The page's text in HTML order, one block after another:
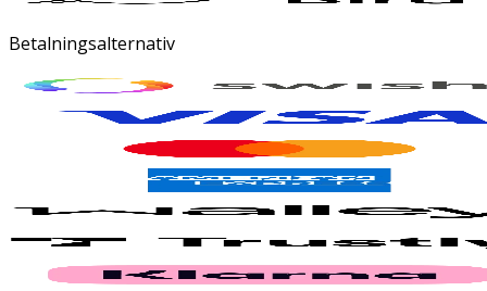
Betalningsalternativ